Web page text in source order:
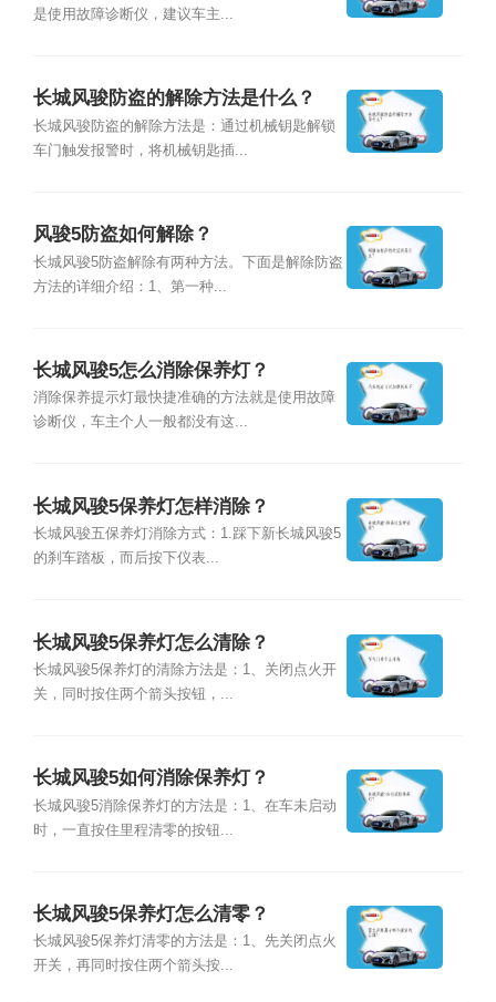
是使用故障诊断仪，建议车主...
长城风骏防盗的解除方法是什么？
长城风骏防盗的解除方法是：通过机械钥匙解锁
车门触发报警时，将机械钥匙插...
风骏5防盗如何解除？
长城风骏5防盗解除有两种方法。下面是解除防盗
方法的详细介绍：1、第一种...
长城风骏5怎么消除保养灯？
消除保养提示灯最快捷准确的方法就是使用故障
诊断仪，车主个人一般都没有这...
长城风骏5保养灯怎样消除？
长城风骏五保养灯消除方式：1.踩下新长城风骏5
的刹车踏板，而后按下仪表...
长城风骏5保养灯怎么清除？
长城风骏5保养灯的清除方法是：1、关闭点火开
关，同时按住两个箭头按钮，...
长城风骏5如何消除保养灯？
长城风骏5消除保养灯的方法是：1、在车未启动
时，一直按住里程清零的按钮...
长城风骏5保养灯怎么清零？
长城风骏5保养灯清零的方法是：1、先关闭点火
开关，再同时按住两个箭头按...